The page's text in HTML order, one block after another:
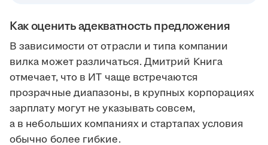
Как оценить адекватность предложения
В зависимости от отрасли и типа компании
вилка может различаться. Дмитрий Книга
отмечает, что в ИТ чаще встречаются
прозрачные диапазоны, в крупных корпорациях
зарплату могут не указывать совсем,
а в небольших компаниях и стартапах условия
обычно более гибкие.